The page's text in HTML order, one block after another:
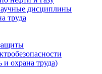
дисциплины
труда
охрана труда)